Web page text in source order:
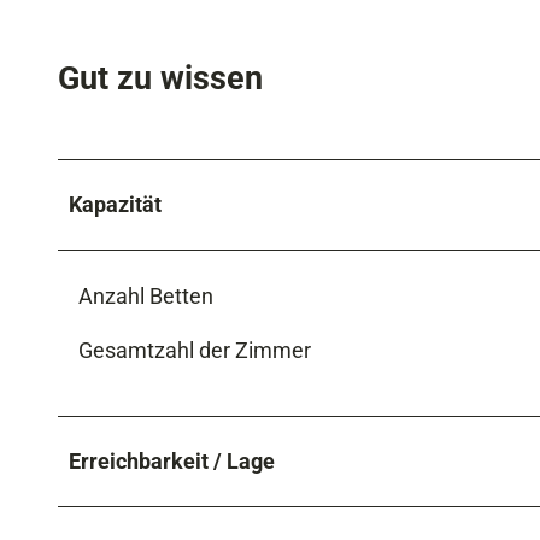
Gut zu wissen
Kapazität
Anzahl Betten
Gesamtzahl der Zimmer
Erreichbarkeit / Lage